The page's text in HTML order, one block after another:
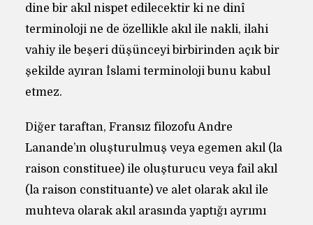
dine bir akıl nispet edilecektir ki ne dinî
terminoloji ne de özellikle akıl ile nakli, ilahi
vahiy ile beşeri düşünceyi birbirinden açık bir
şekilde ayıran İslami terminoloji bunu kabul
etmez.
Diğer taraftan, Fransız filozofu Andre
Lanande’ın oluşturulmuş veya egemen akıl (la
raison constituee) ile oluşturucu veya fail akıl
(la raison constituante) ve alet olarak akıl ile
muhteva olarak akıl arasında yaptığı ayrımı